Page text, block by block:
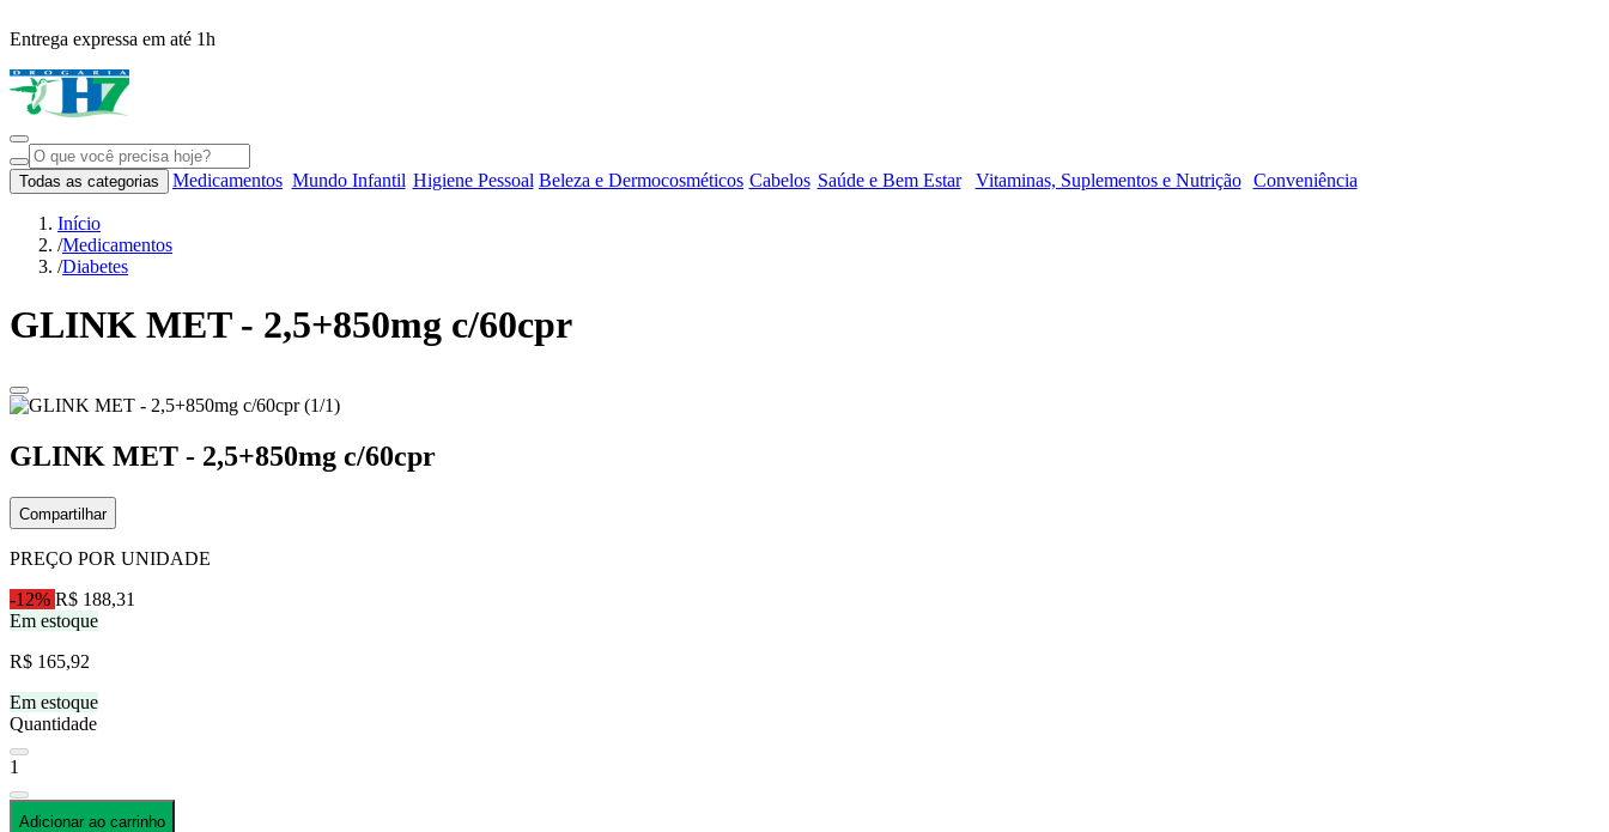
Entrega expressa em até 1h
Todas as categorias Medicamentos Mundo Infantil Higiene Pessoal Beleza e Dermocosméticos Cabelos Saúde e Bem Estar Vitaminas, Suplementos e Nutrição Conveniência
Início
/Medicamentos
/Diabetes
GLINK MET - 2,5+850mg c/60cpr
GLINK MET - 2,5+850mg c/60cpr
Compartilhar
PREÇO POR UNIDADE
-12% R$ 188,31
Em estoque
R$ 165,92
Em estoque
Quantidade
1
Adicionar ao carrinho